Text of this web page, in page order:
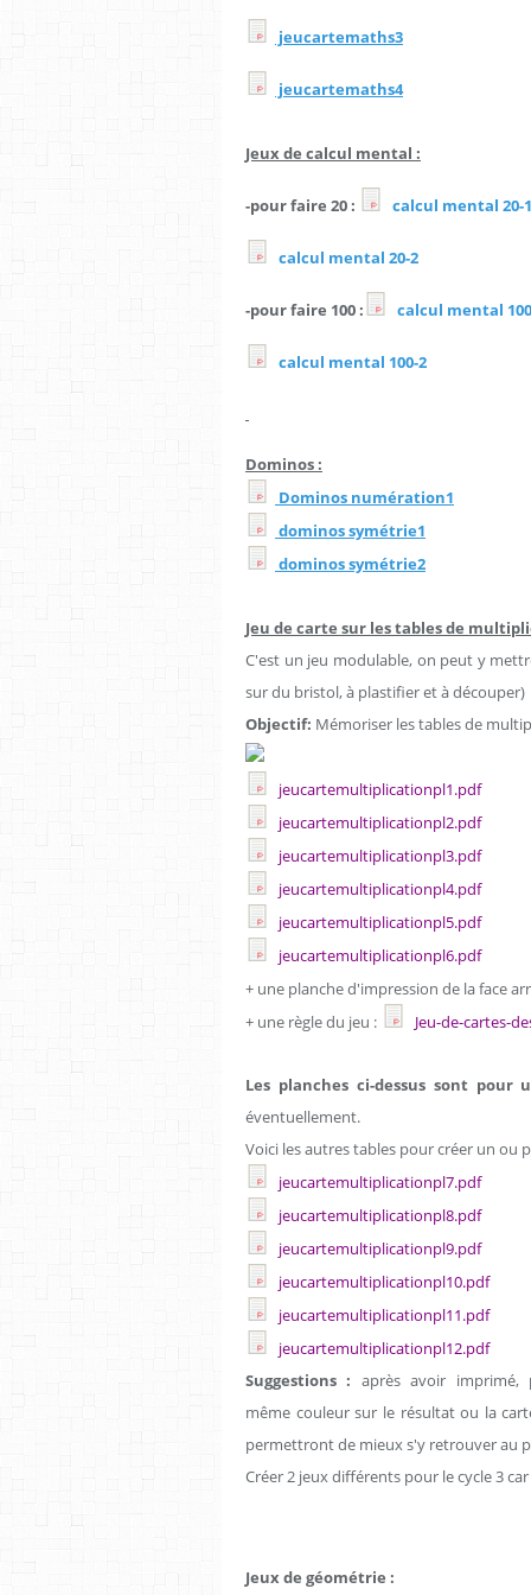
jeucartemaths3
jeucartemaths4
Jeux de calcul mental :
-pour faire 20 : calcul mental 20-1
calcul mental 20-2
-pour faire 100 : calcul mental
calcul mental 100-2
Dominos :
Dominos numération1
dominos symétrie1
dominos symétrie2
Jeu de carte sur les tables de
C'est un jeu modulable, on peut y
sur du bristol, à plastifier et à découper)
Objectif: Mémoriser les tables de
jeucartemultiplicationpl1.pdf
jeucartemultiplicationpl2.pdf
jeucartemultiplicationpl3.pdf
jeucartemultiplicationpl4.pdf
jeucartemultiplicationpl5.pdf
jeucartemultiplicationpl6.pdf
+ une planche d'impression de la face
+ une règle du jeu :
Jeu-de-cartes-
Les planches ci-dessus sont pour
éventuellement.
Voici les autres tables pour créer un ou
jeucartemultiplicationpl7.pdf
jeucartemultiplicationpl8.pdf
jeucartemultiplicationpl9.pdf
jeucartemultiplicationpl10.pdf
jeucartemultiplicationpl11.pdf
jeucartemultiplicationpl12.pdf
Suggestions : après avoir
même couleur sur le résultat ou la
permettront de mieux s'y retrouver au
Créer 2 jeux différents pour le cycle 3
Jeux de géométrie :